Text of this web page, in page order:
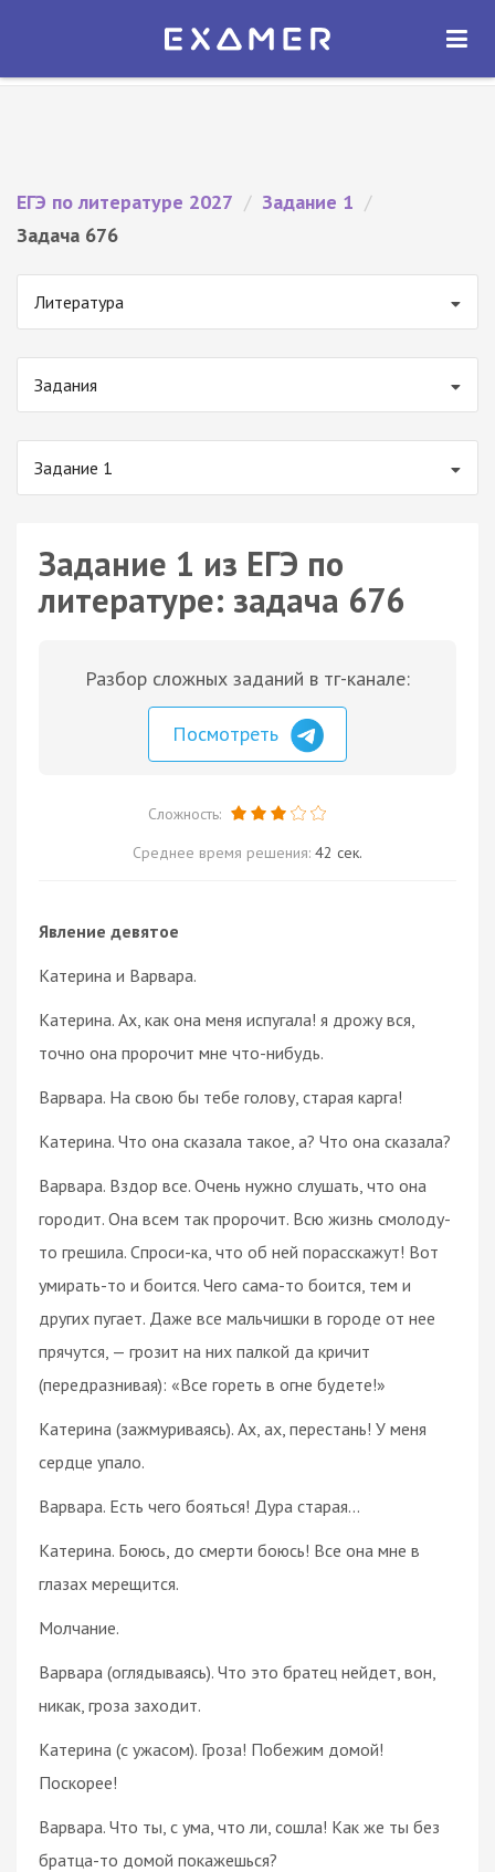
Экзамер — ЕГЭ 2027
ОТКРЫТЬ
ЕГЭ по литературе 2027 / Задание 1 /
Задача 676
Литература
Задания
Задание 1
Задание 1 из ЕГЭ по
литературе: задача 676
Разбор сложных заданий в тг-канале:
Посмотреть
Сложность:
Среднее время решения: 42 сек.
Явление девятое
Катерина и Варвара.
Катерина. Ах, как она меня испугала! я дрожу вся,
точно она пророчит мне что-нибудь.
Варвара. На свою бы тебе голову, старая карга!
Катерина. Что она сказала такое, а? Что она сказала?
Варвара. Вздор все. Очень нужно слушать, что она
городит. Она всем так пророчит. Всю жизнь смолоду-
то грешила. Спроси-ка, что об ней порасскажут! Вот
умирать-то и боится. Чего сама-то боится, тем и
других пугает. Даже все мальчишки в городе от нее
прячутся, — грозит на них палкой да кричит
(передразнивая): «Все гореть в огне будете!»
Катерина (зажмуриваясь). Ах, ах, перестань! У меня
сердце упало.
Варвара. Есть чего бояться! Дура старая...
Катерина. Боюсь, до смерти боюсь! Все она мне в
глазах мерещится.
Молчание.
Варвара (оглядываясь). Что это братец нейдет, вон,
никак, гроза заходит.
Катерина (с ужасом). Гроза! Побежим домой!
Поскорее!
Варвара. Что ты, с ума, что ли, сошла! Как же ты без
братца-то домой покажешься?